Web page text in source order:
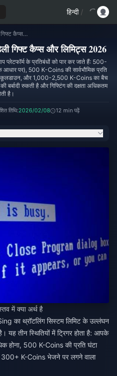
हिन्दी /
WeSing सिस्टम बिजी एरर: डेली गिफ्ट कैप्स और लिमिट्स 2026
गिफ्ट कैप्स और लिमिट्स 2026
प्लेटफॉर्म के प्रतिबंधों को पार कर जाते हैं: 500-
पर), 500 K-Coins की सार्वभौमिक प्रति
कूलडाउन, और 1,000-2,500 K-Coins का बैच
रुकती है और गिफ्टिंग की दक्षता अधिकतम
है।
तिथि:2026/02/08 12 min पढ़ें
में क्या अर्थ है
का थ्रॉटलिंग सिस्टम लिमिट के उल्लंघन
यह तीन स्थितियों में ट्रिगर होता है: आपके
होना, 500 K-Coins की प्रति घंटा
300+ K-Coins भेजने पर लगने वाला